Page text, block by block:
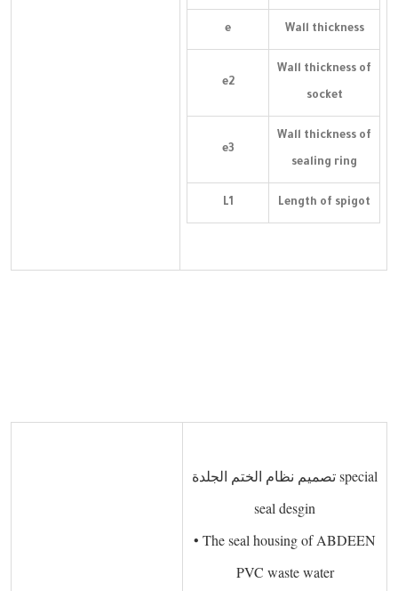
e Wall thickness
e2
Wall thickness of
socket
e3
Wall thickness of
sealing ring
L1 Length of spigot
تصميم نظام الختم الجلدة special
seal desgin
• The seal housing of ABDEEN
PVC waste water